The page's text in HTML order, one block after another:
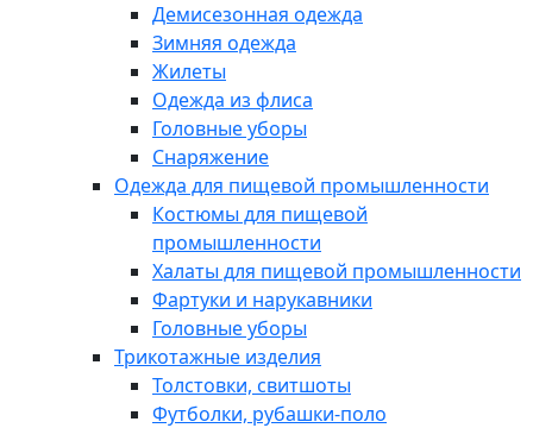
Демисезонная одежда
Зимняя одежда
Жилеты
Одежда из флиса
Головные уборы
Снаряжение
Одежда для пищевой промышленности
Костюмы для пищевой
промышленности
Халаты для пищевой промышленности
Фартуки и нарукавники
Головные уборы
Трикотажные изделия
Толстовки, свитшоты
Футболки, рубашки-поло